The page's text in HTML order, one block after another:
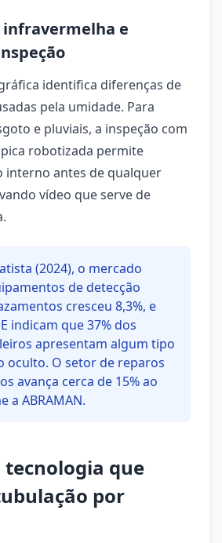
e
identifica diferenças de
pela umidade. Para
e pluviais, a inspeção com
robotizada permite
interno antes de qualquer
vídeo que serve de
(2024), o mercado
de detecção
cresceu 8,3%, e
indicam que 37% dos
apresentam algum tipo
oculto. O setor de reparos
avança cerca de 15% ao
a ABRAMAN.
tecnologia que
por